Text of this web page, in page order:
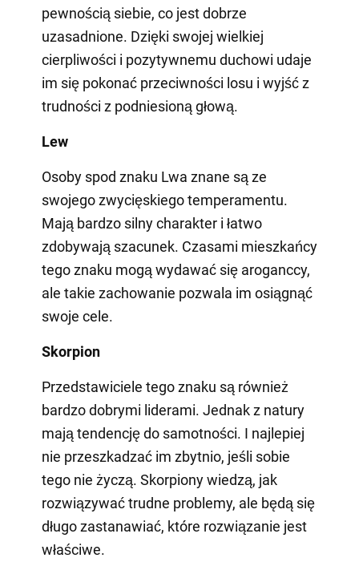
pewnością siebie, co jest dobrze
uzasadnione. Dzięki swojej wielkiej
cierpliwości i pozytywnemu duchowi udaje
im się pokonać przeciwności losu i wyjść z
trudności z podniesioną głową.
Lew
Osoby spod znaku Lwa znane są ze
swojego zwycięskiego temperamentu.
Mają bardzo silny charakter i łatwo
zdobywają szacunek. Czasami mieszkańcy
tego znaku mogą wydawać się aroganccy,
ale takie zachowanie pozwala im osiągnąć
swoje cele.
Skorpion
Przedstawiciele tego znaku są również
bardzo dobrymi liderami. Jednak z natury
mają tendencję do samotności. I najlepiej
nie przeszkadzać im zbytnio, jeśli sobie
tego nie życzą. Skorpiony wiedzą, jak
rozwiązywać trudne problemy, ale będą się
długo zastanawiać, które rozwiązanie jest
właściwe.